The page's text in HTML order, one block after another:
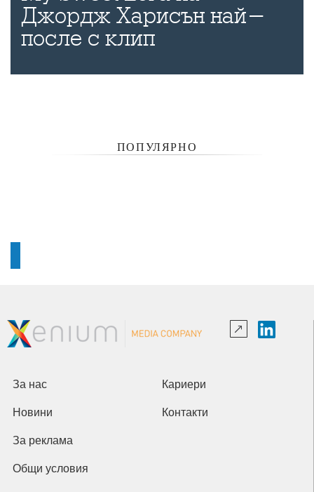
Джордж Харисън най-
после с клип
ПОПУЛЯРНО
За нас Кариери
Новини Контакти
За реклама
Общи условия